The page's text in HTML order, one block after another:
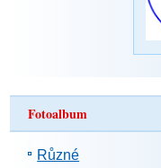
Fotoalbum
Různé